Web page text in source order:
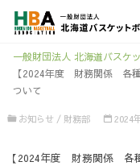
一般財団法人 北海道バスケ
【2024年度 財務関係 各
ついて
お知らせ / 財務部 2024
【2024年度 財務関係 各